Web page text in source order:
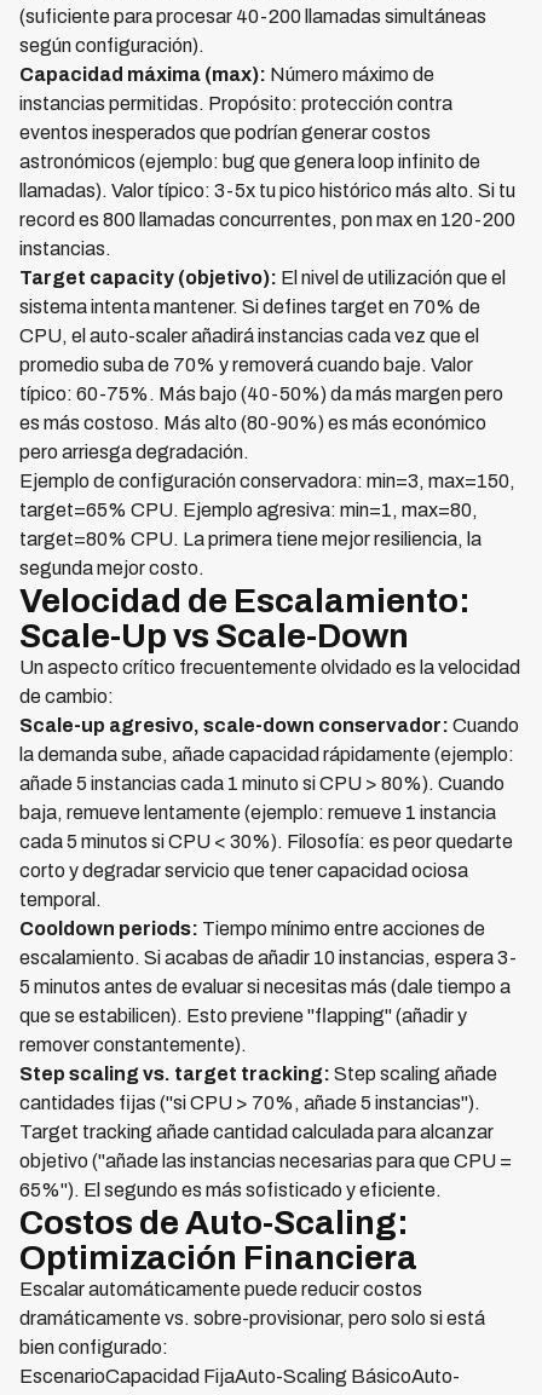
(suficiente para procesar 40-200 llamadas simultáneas
según configuración).
Capacidad máxima (max): Número máximo de
instancias permitidas. Propósito: protección contra
eventos inesperados que podrían generar costos
astronómicos (ejemplo: bug que genera loop infinito de
llamadas). Valor típico: 3-5x tu pico histórico más alto. Si tu
record es 800 llamadas concurrentes, pon max en 120-200
instancias.
Target capacity (objetivo): El nivel de utilización que el
sistema intenta mantener. Si defines target en 70% de
CPU, el auto-scaler añadirá instancias cada vez que el
promedio suba de 70% y removerá cuando baje. Valor
típico: 60-75%. Más bajo (40-50%) da más margen pero
es más costoso. Más alto (80-90%) es más económico
pero arriesga degradación.
Ejemplo de configuración conservadora: min=3, max=150,
target=65% CPU. Ejemplo agresiva: min=1, max=80,
target=80% CPU. La primera tiene mejor resiliencia, la
segunda mejor costo.
Velocidad de Escalamiento:
Scale-Up vs Scale-Down
Un aspecto crítico frecuentemente olvidado es la velocidad
de cambio:
Scale-up agresivo, scale-down conservador: Cuando
la demanda sube, añade capacidad rápidamente (ejemplo:
añade 5 instancias cada 1 minuto si CPU > 80%). Cuando
baja, remueve lentamente (ejemplo: remueve 1 instancia
cada 5 minutos si CPU < 30%). Filosofía: es peor quedarte
corto y degradar servicio que tener capacidad ociosa
temporal.
Cooldown periods: Tiempo mínimo entre acciones de
escalamiento. Si acabas de añadir 10 instancias, espera 3-
5 minutos antes de evaluar si necesitas más (dale tiempo a
que se estabilicen). Esto previene "flapping" (añadir y
remover constantemente).
Step scaling vs. target tracking: Step scaling añade
cantidades fijas ("si CPU > 70%, añade 5 instancias").
Target tracking añade cantidad calculada para alcanzar
objetivo ("añade las instancias necesarias para que CPU =
65%"). El segundo es más sofisticado y eficiente.
Costos de Auto-Scaling:
Optimización Financiera
Escalar automáticamente puede reducir costos
dramáticamente vs. sobre-provisionar, pero solo si está
bien configurado:
EscenarioCapacidad FijaAuto-Scaling BásicoAuto-